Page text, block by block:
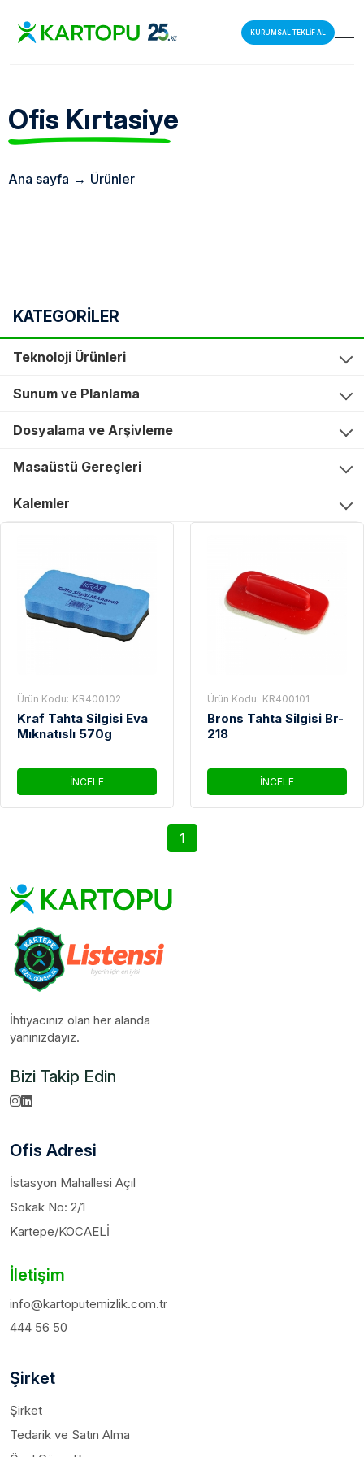
KURUMSAL TEKLİF AL
Ofis Kırtasiye
Ana sayfa → Ürünler
KATEGORİLER
Teknoloji Ürünleri
Sunum ve Planlama
Dosyalama ve Arşivleme
Masaüstü Gereçleri
Kalemler
Ürün Kodu: KR400102
Kraf Tahta Silgisi Eva
Mıknatıslı 570g
İNCELE
Ürün Kodu: KR400101
Brons Tahta Silgisi Br-
218
İNCELE
1
İhtiyacınız olan her alanda
yanınızdayız.
Bizi Takip Edin
Ofis Adresi
İstasyon Mahallesi Açıl
Sokak No: 2/1
Kartepe/KOCAELİ
İletişim
info@kartoputemizlik.com.tr
444 56 50
Şirket
Şirket
Tedarik ve Satın Alma